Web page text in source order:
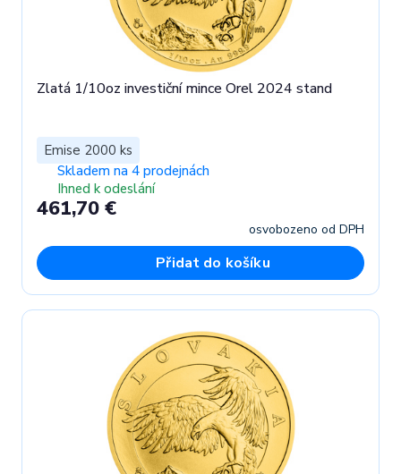
Zlatá 1/10oz investiční mince Orel 2024 stand
Emise 2000 ks
Skladem na 4 prodejnách
Ihned k odeslání
461,70 €
osvobozeno od DPH
Přidat do košíku